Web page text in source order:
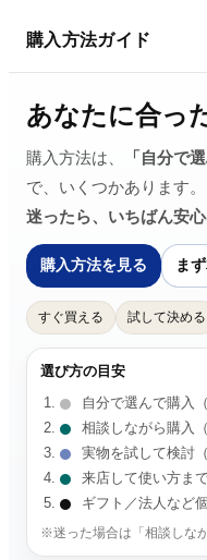
購入方法ガイド
あなたに合っ
購入方法は、 「自分で選
で、いくつかあります。
迷ったら、いちばん安心
購入方法を見る ま
すぐ買える 試して決める
選び方の目安
自分で選んで購入（
相談しながら購入（
実物を試して検討
来店して使い方ま
ギフト／法人など
※迷った場合は「相談しな